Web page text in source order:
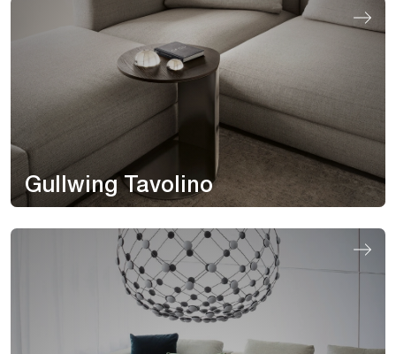
Gullwing Tavolino